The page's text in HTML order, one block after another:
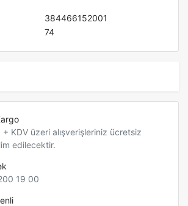
384466152001
74
KDV üzeri alışverişleriniz ücretsiz
edilecektir.
19 00